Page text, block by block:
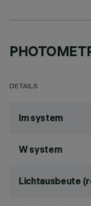
DETAILS
lm system
W system
Lichtausbeute